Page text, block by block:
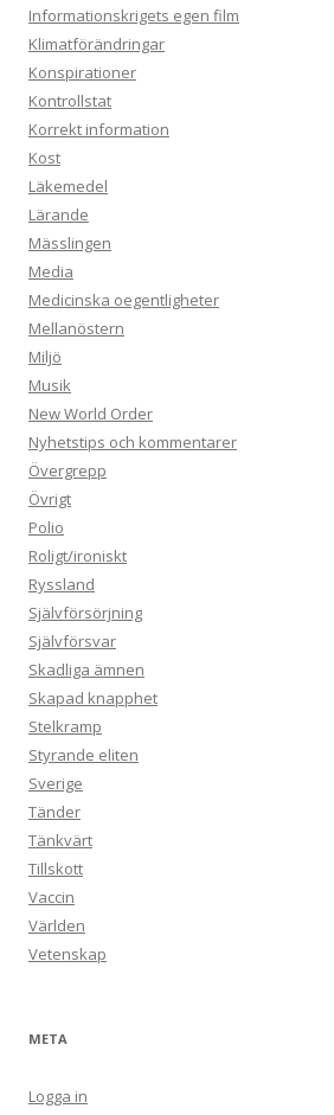
Informationskrigets egen film
Klimatförändringar
Konspirationer
Kontrollstat
Korrekt information
Kost
Läkemedel
Lärande
Mässlingen
Media
Medicinska oegentligheter
Mellanöstern
Miljö
Musik
New World Order
Nyhetstips och kommentarer
Övergrepp
Övrigt
Polio
Roligt/ironiskt
Ryssland
Självförsörjning
Självförsvar
Skadliga ämnen
Skapad knapphet
Stelkramp
Styrande eliten
Sverige
Tänder
Tänkvärt
Tillskott
Vaccin
Världen
Vetenskap
META
Logga in